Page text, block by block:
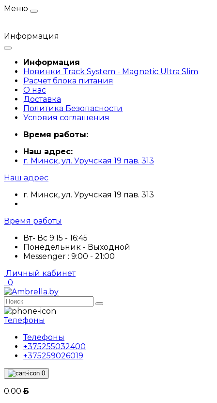
Меню
Информация
Информация
Новинки Track System - Magnetic Ultra Slim
Расчет блока питания
О нас
Доставка
Политика Безопасности
Условия соглашения
Время работы:
Наш адрес:
г. Минск, ул. Уручская 19 пав. 313
Наш адрес
г. Минск, ул. Уручская 19 пав. 313
Время работы
Вт- Вс 9:15 - 16:45
Понедельник - Выходной
Messenger : 9:00 - 21:00
Личный кабинет
0
Телефоны
Телефоны
+375255032400
+375259026019
0
0.00Б